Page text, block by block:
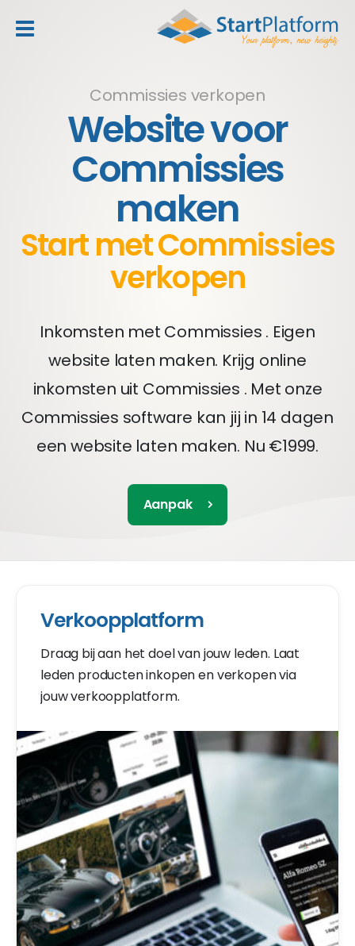
Commissies verkopen
Website voor
Commissies
maken
Start met Commissies
verkopen
Inkomsten met Commissies . Eigen
website laten maken. Krijg online
inkomsten uit Commissies . Met onze
Commissies software kan jij in 14 dagen
een website laten maken. Nu €1999.
Aanpak
Verkoopplatform
Draag bij aan het doel van jouw leden. Laat
leden producten inkopen en verkopen via
jouw verkoopplatform.
header_toggle_navigation